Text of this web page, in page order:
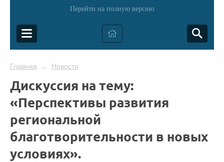
Перейти на полную версию
Главная → Новости
Дискуссия на тему:
«Перспективы развития
региональной
благотворительности в новых
условиях».